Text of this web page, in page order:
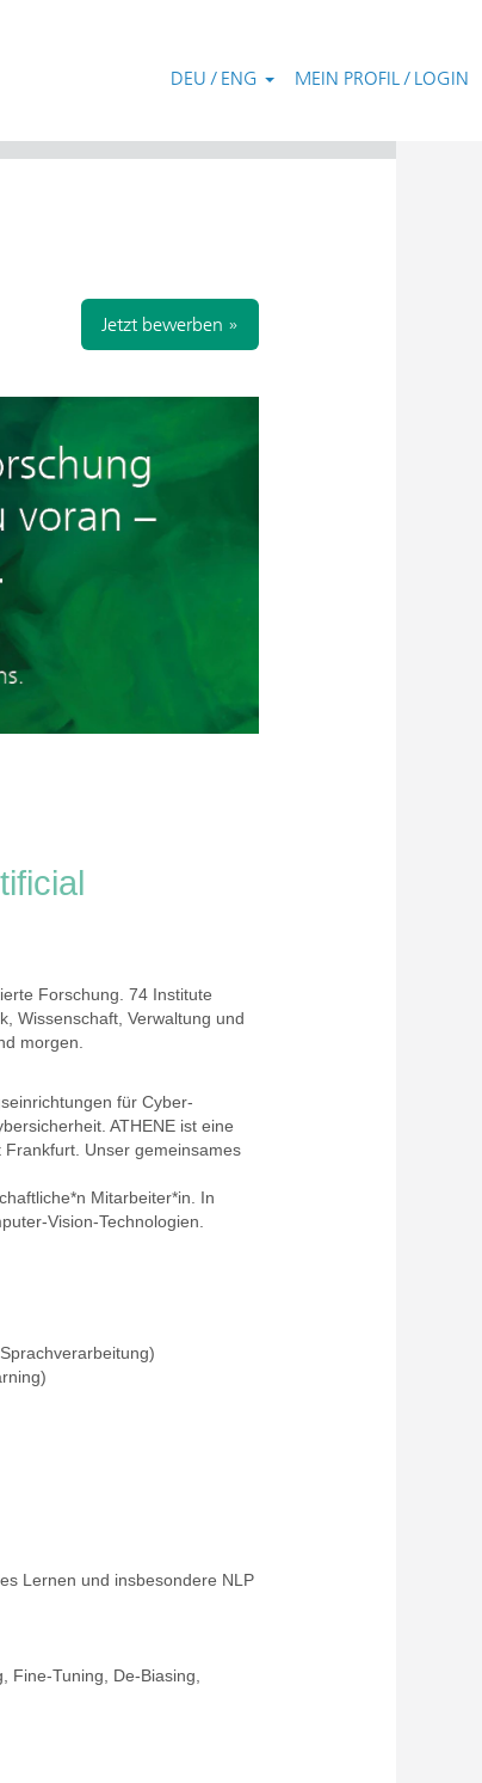
DEU / ENG MEIN PROFIL / LOGIN
Jetzt bewerben »
Forschung. 74 Institute
Wissenschaft, Verwaltung und
morgen.
für Cyber-
ATHENE ist eine
Unser gemeinsames
Mitarbeiter*in. In
Vision-Technologien.
Lernen und insbesondere NLP
Fine-Tuning, De-Biasing,